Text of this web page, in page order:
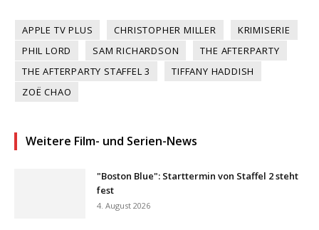
APPLE TV PLUS CHRISTOPHER MILLER
KRIMISERIE
PHIL LORD
SAM RICHARDSON
THE AFTERPARTY
THE AFTERPARTY STAFFEL 3
TIFFANY HADDISH
ZOË CHAO
Weitere Film- und Serien-News
"Boston Blue": Starttermin von Staffel 2 steht
fest
4. August 2026